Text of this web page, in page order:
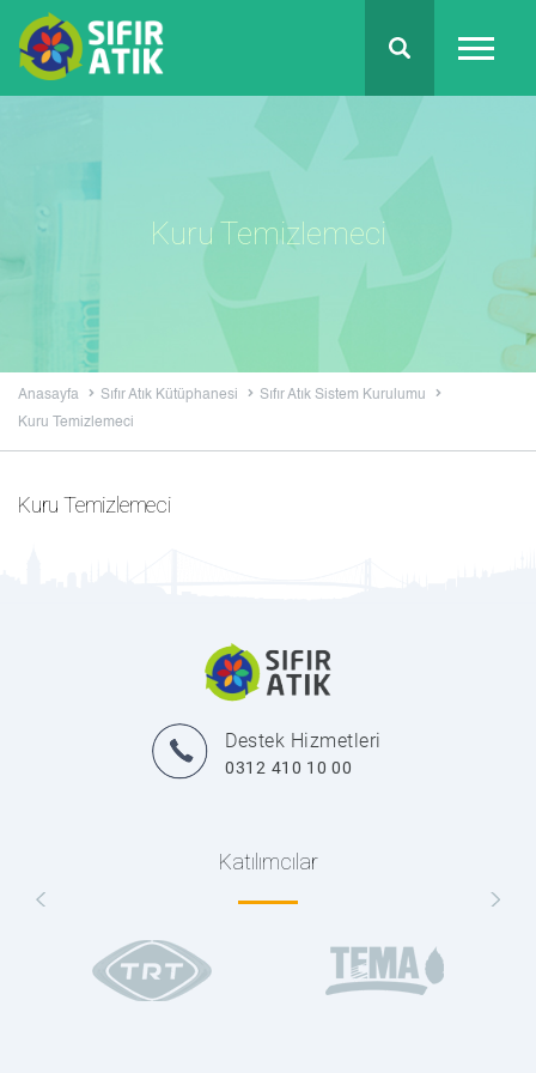
Kuru Temizlemeci
Anasayfa Sıfır Atık Kütüphanesi
Sıfır Atık Sistem Kurulumu
Kuru Temizlemeci
Kuru Temizlemeci
Destek Hizmetleri
0312 410 10 00
Katılımcılar